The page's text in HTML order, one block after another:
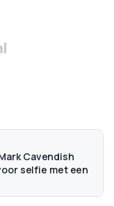
Cavendish
selfie met een